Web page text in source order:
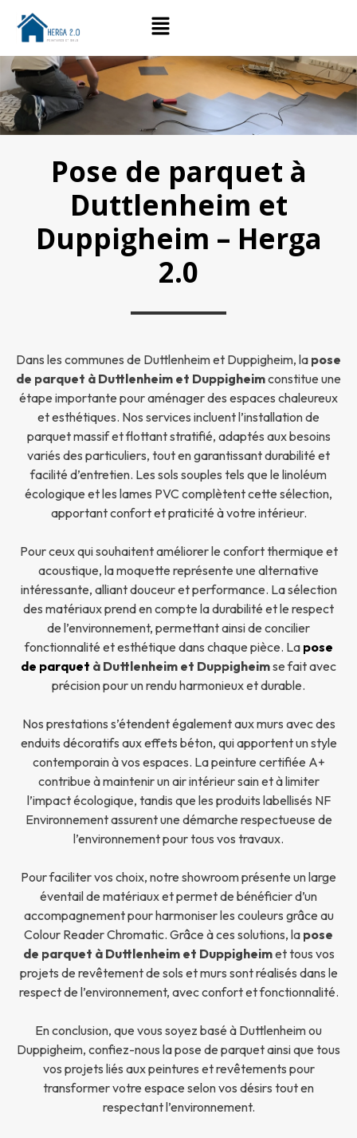
Pose de parquet à
Duttlenheim et
Duppigheim – Herga
2.0
Dans les communes de Duttlenheim et Duppigheim, la pose
de parquet à Duttlenheim et Duppigheimconstitue une
étape importante pour aménager des espaces chaleureux
et esthétiques. Nos services incluent l’installation de
parquet massif et flottant stratifié, adaptés aux besoins
variés des particuliers, tout en garantissant durabilité et
facilité d’entretien. Les sols souples tels que le linoléum
écologique et les lames PVC complètent cette sélection,
apportant confort et praticité à votre intérieur.
Pour ceux qui souhaitent améliorer le confort thermique et
acoustique, la moquette représente une alternative
intéressante, alliant douceur et performance. La sélection
des matériaux prend en compte la durabilité et le respect
de l’environnement, permettant ainsi de concilier
fonctionnalité et esthétique dans chaque pièce. La pose
de parquet à Duttlenheim et Duppigheimse fait avec
précision pour un rendu harmonieux et durable.
Nos prestations s’étendent également aux murs avec des
enduits décoratifs aux effets béton, qui apportent un style
contemporain à vos espaces. La peinture certifiée A+
contribue à maintenir un air intérieur sain et à limiter
l’impact écologique, tandis que les produits labellisés NF
Environnement assurent une démarche respectueuse de
l’environnement pour tous vos travaux.
Pour faciliter vos choix, notre showroom présente un large
éventail de matériaux et permet de bénéficier d’un
accompagnement pour harmoniser les couleurs grâce au
Colour Reader Chromatic. Grâce à ces solutions, la pose
de parquet à Duttlenheim et Duppigheimet tous vos
projets de revêtement de sols et murs sont réalisés dans le
respect de l’environnement, avec confort et fonctionnalité.
En conclusion, que vous soyez basé à Duttlenheim ou
Duppigheim, confiez-nous la pose de parquet ainsi que tous
vos projets liés aux peintures et revêtements pour
transformer votre espace selon vos désirs tout en
respectant l’environnement.